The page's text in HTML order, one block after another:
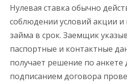
Нулевая ставка обычно
соблюдении условий акции
займа в срок. Заемщик
паспортные и контактные
получает решение по
подписанием договора